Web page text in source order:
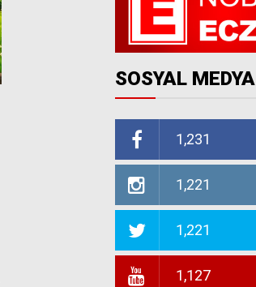
SOSYAL MEDYA
1,231
1,221
1,221
1,127